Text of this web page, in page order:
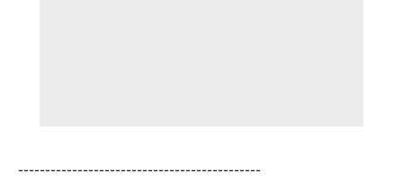
---------------------------------------------